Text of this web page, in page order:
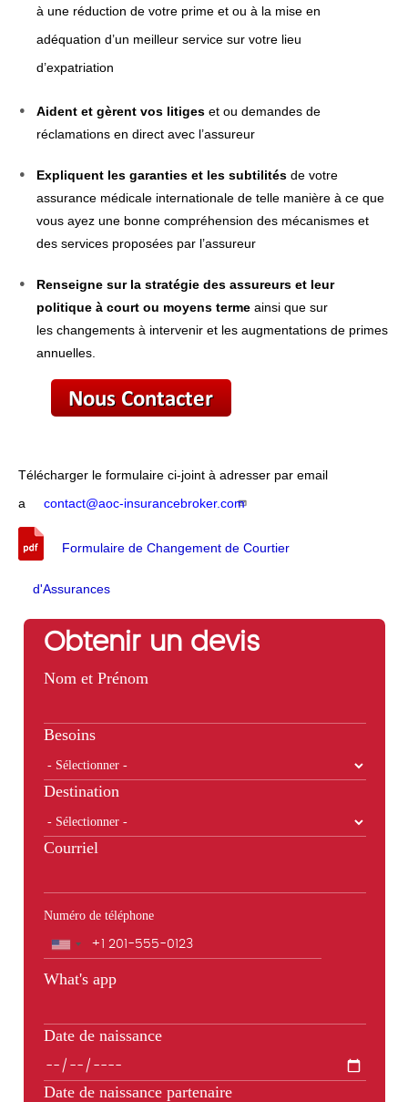
à une réduction de votre prime et ou à la mise en
adéquation d’un meilleur service sur votre lieu
d’expatriation
Aident et gèrent vos litiges et ou demandes de
réclamations en direct avec l’assureur
Expliquent les garanties et les subtilités de votre
assurance médicale internationale de telle manière à ce que
vous ayez une bonne compréhension des mécanismes et
des services proposées par l’assureur
Renseigne sur la stratégie des assureurs et leur
politique à court ou moyens terme ainsi que sur
les changements à intervenir et les augmentations de primes
annuelles.
Télécharger le formulaire ci-joint à adresser par email
a
contact@aoc-insurancebroker.com
Formulaire de Changement de Courtier
d'Assurances
Obtenir un devis
Nom et Prénom
Besoins
Destination
Courriel
Numéro de téléphone
Téléphone
What's app
Date de naissance
Date de naissance partenaire